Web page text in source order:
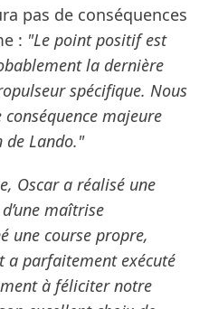
pas de conséquences
: "Le point positif est
la dernière
spécifique. Nous
conséquence majeure
de Lando."
Oscar a réalisé une
maîtrise
une course propre,
a parfaitement exécuté
à féliciter notre